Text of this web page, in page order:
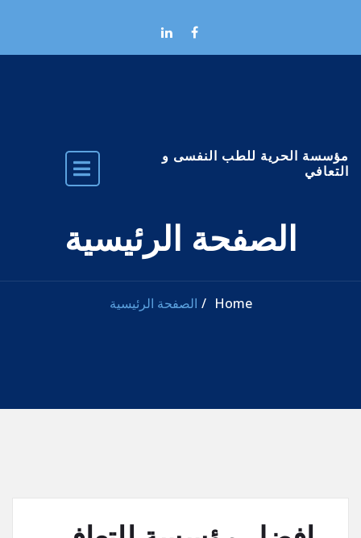
مؤسسة الحرية للطب النفسى و
التعافي
الصفحة الرئيسية
Home الصفحة الرئيسية